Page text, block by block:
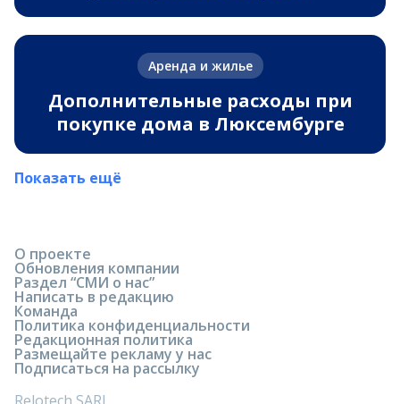
Аренда и жилье
Дополнительные расходы при
покупке дома в Люксембурге
Показать ещё
О проекте
Обновления компании
Раздел “СМИ о нас”
Написать в редакцию
Команда
Политика конфиденциальности
Редакционная политика
Размещайте рекламу у нас
Подписаться на рассылку
Relotech SARL